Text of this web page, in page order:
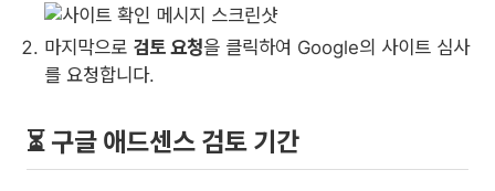
마지막으로 검토 요청을 클릭하여 Google의 사이트 심사
를 요청합니다.
⏳ 구글 애드센스 검토 기간